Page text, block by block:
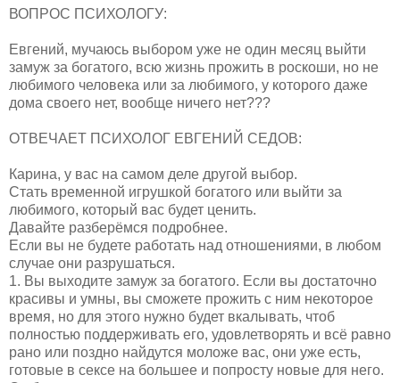
ВОПРОС ПСИХОЛОГУ:
Евгений, мучаюсь выбором уже не один месяц выйти
замуж за богатого, всю жизнь прожить в роскоши, но не
любимого человека или за любимого, у которого даже
дома своего нет, вообще ничего нет???
ОТВЕЧАЕТ ПСИХОЛОГ ЕВГЕНИЙ СЕДОВ:
Карина, у вас на самом деле другой выбор.
Стать временной игрушкой богатого или выйти за
любимого, который вас будет ценить.
Давайте разберёмся подробнее.
Если вы не будете работать над отношениями, в любом
случае они разрушаться.
1. Вы выходите замуж за богатого. Если вы достаточно
красивы и умны, вы сможете прожить с ним некоторое
время, но для этого нужно будет вкалывать, чтоб
полностью поддерживать его, удовлетворять и всё равно
рано или поздно найдутся моложе вас, они уже есть,
готовые в сексе на большее и попросту новые для него.